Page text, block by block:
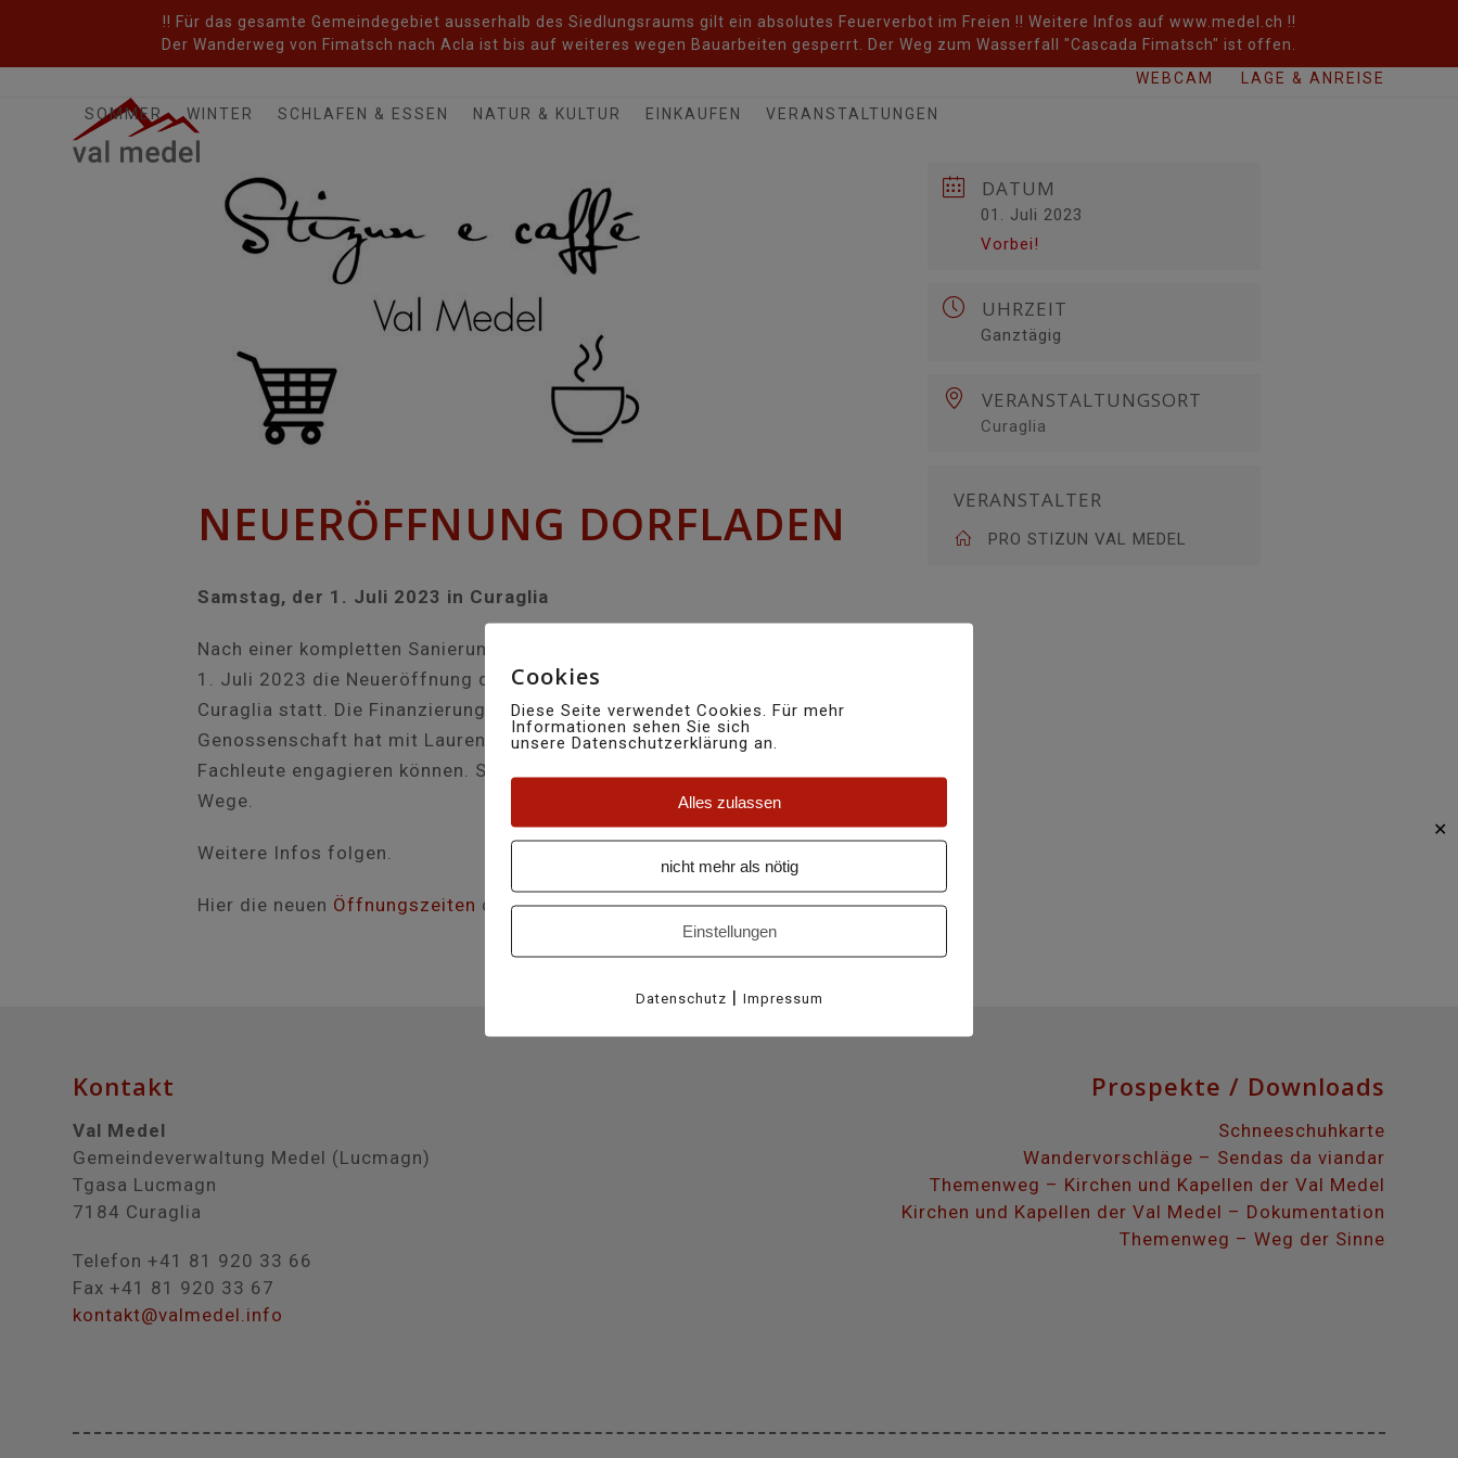
content
!! Für das gesamte Gemeindegebiet ausserhalb des Siedlungsraums gilt ein absolutes Feuerverbot im Freien !! Weitere Infos auf www.medel.ch !!
Der Wanderweg von Fimatsch nach Acla ist bis auf weiteres wegen Bauarbeiten gesperrt. Der Weg zum Wasserfall "Cascada Fimatsch" ist offen.
✕
WEBCAM LAGE & ANREISE
SOMMER WINTER SCHLAFEN & ESSEN NATUR & KULTUR EINKAUFEN VERANSTALTUNGEN
NEUERÖFFNUNG DORFLADEN
Samstag, der 1. Juli 2023 in Curaglia
Nach einer kompletten Sanierung der Ladenlokalitäten findet am Samstag,
1. Juli 2023 die Neueröffnung des Dorfladens «Stizun e caffé Val Medel» in
Curaglia statt. Die Finanzierung des Projektes ist sichergestellt. Die
Genossenschaft hat mit Laurenz Rohrbach und Melanie Marmy zwei
Fachleute engagieren können. Somit steht der Neueröffnung nichts mehr im
Wege.
Weitere Infos folgen.
Hier die neuen Öffnungszeiten der „Stizun e caffé Val Medel“.
DATUM
01. Juli 2023
Vorbei!
UHRZEIT
Ganztägig
VERANSTALTUNGSORT
Curaglia
VERANSTALTER
PRO STIZUN VAL MEDEL
Kontakt
Val Medel
Gemeindeverwaltung Medel (Lucmagn)
Tgasa Lucmagn
7184 Curaglia
Telefon +41 81 920 33 66
Fax +41 81 920 33 67
kontakt@valmedel.info
Prospekte / Downloads
Schneeschuhkarte
Wandervorschläge – Sendas da viandar
Themenweg – Kirchen und Kapellen der Val Medel
Kirchen und Kapellen der Val Medel – Dokumentation
Themenweg – Weg der Sinne
Cookies
Diese Seite verwendet Cookies. Für mehr
Informationen sehen Sie sich
unsere Datenschutzerklärung an.
Alles zulassen
nicht mehr als nötig
Einstellungen
Datenschutz | Impressum